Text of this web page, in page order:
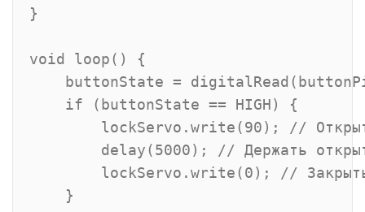
}
void loop() {
buttonState =
    if (buttonState == HIGH) {
lockServo.write(90); //
delay(5000); // Держать
lockServo.write(0); //
    }